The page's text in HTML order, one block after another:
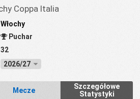
Coppa Italia
Włochy
Puchar
32
2026/27
Mecze
Szczegółowe
Statystyki